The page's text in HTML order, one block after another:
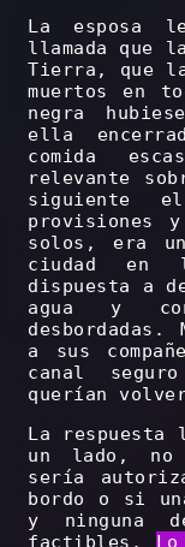
La esposa
llamada que
Tierra, que
muertos en
negra
ella
comida
relevante
siguiente
provisiones
solos, era
ciudad en
dispuesta a
agua y
a sus
canal
querían
La respuesta
un lado, no
sería
bordo o si
y ninguna
factibles.